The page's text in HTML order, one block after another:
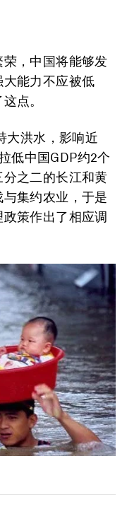
，中国将能够发
能力不应被低
点。
大洪水，影响近
低中国GDP约2个
之二的长江和黄
集约农业，于是
策作出了相应调